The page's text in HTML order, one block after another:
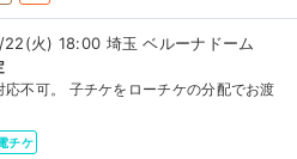
火) 18:00 埼玉 ベルーナドーム
応不可。 子チケをローチケの分配でお渡
チケ